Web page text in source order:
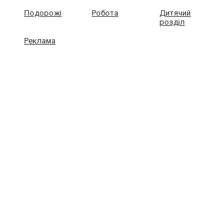
Подорожі Робота
Дитячий
розділ
Реклама